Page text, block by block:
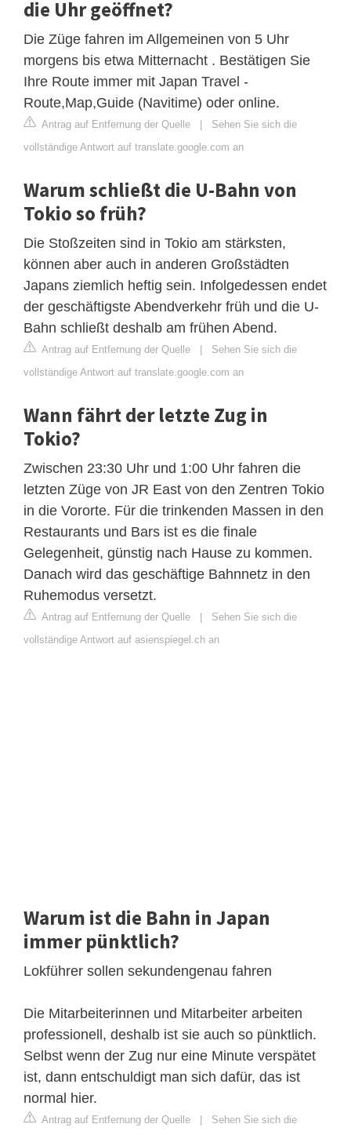
die Uhr geöffnet?
Die Züge fahren im Allgemeinen von 5 Uhr
morgens bis etwa Mitternacht . Bestätigen Sie
Ihre Route immer mit Japan Travel -
Route,Map,Guide (Navitime) oder online.
Antrag auf Entfernung der Quelle | Sehen Sie sich die
vollständige Antwort auf translate.google.com an
Warum schließt die U-Bahn von
Tokio so früh?
Die Stoßzeiten sind in Tokio am stärksten,
können aber auch in anderen Großstädten
Japans ziemlich heftig sein. Infolgedessen endet
der geschäftigste Abendverkehr früh und die U-
Bahn schließt deshalb am frühen Abend.
Antrag auf Entfernung der Quelle | Sehen Sie sich die
vollständige Antwort auf translate.google.com an
Wann fährt der letzte Zug in
Tokio?
Zwischen 23:30 Uhr und 1:00 Uhr fahren die
letzten Züge von JR East von den Zentren Tokio
in die Vororte. Für die trinkenden Massen in den
Restaurants und Bars ist es die finale
Gelegenheit, günstig nach Hause zu kommen.
Danach wird das geschäftige Bahnnetz in den
Ruhemodus versetzt.
Antrag auf Entfernung der Quelle | Sehen Sie sich die
vollständige Antwort auf asienspiegel.ch an
Warum ist die Bahn in Japan
immer pünktlich?
Lokführer sollen sekundengenau fahren
Die Mitarbeiterinnen und Mitarbeiter arbeiten
professionell, deshalb ist sie auch so pünktlich.
Selbst wenn der Zug nur eine Minute verspätet
ist, dann entschuldigt man sich dafür, das ist
normal hier.
Antrag auf Entfernung der Quelle | Sehen Sie sich die